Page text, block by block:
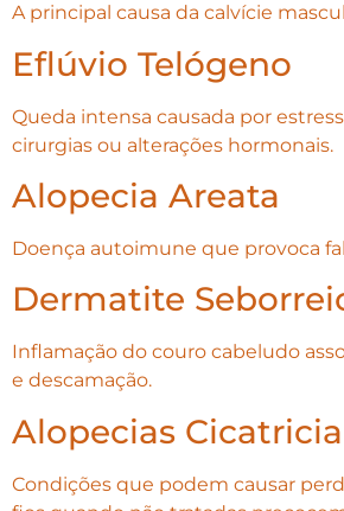
A principal causa da calvície
Eflúvio Telógeno
Queda intensa causada por
cirurgias ou alterações hormonais.
Alopecia Areata
Doença autoimune que provoca
Dermatite
Inflamação do couro cabeludo
e descamação.
Alopecias
Condições que podem causar